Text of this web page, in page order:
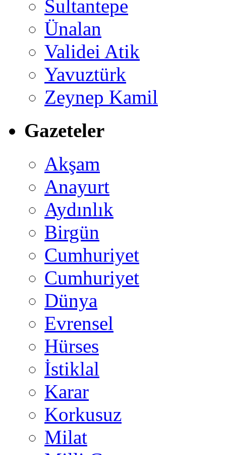
Sultantepe
Ünalan
Validei Atik
Yavuztürk
Zeynep Kamil
Gazeteler
Akşam
Anayurt
Aydınlık
Birgün
Cumhuriyet
Cumhuriyet
Dünya
Evrensel
Hürses
İstiklal
Karar
Korkusuz
Milat